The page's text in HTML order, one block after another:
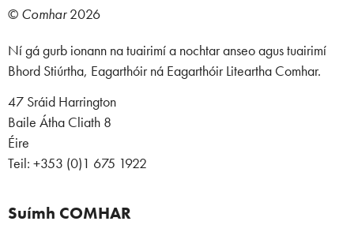
© Comhar2026
Ní gá gurb ionann na tuairimí a nochtar anseo agus tuairimí
Bhord Stiúrtha, Eagarthóir ná Eagarthóir Liteartha Comhar.
47 Sráid Harrington
Baile Átha Cliath 8
Éire
Teil: +353 (0)1 675 1922
Suímh COMHAR